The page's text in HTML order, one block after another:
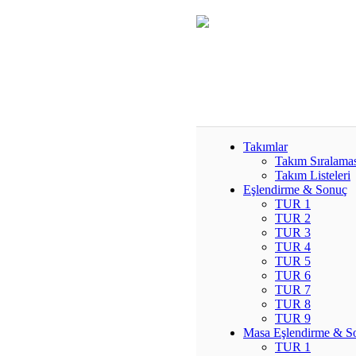
Takımlar
Takım
Takım Listeleri
Eşlendirme & Sonuç
TUR 1
TUR 2
TUR 3
TUR 4
TUR 5
TUR 6
TUR 7
TUR 8
TUR 9
Masa Eşlendirme &
TUR 1